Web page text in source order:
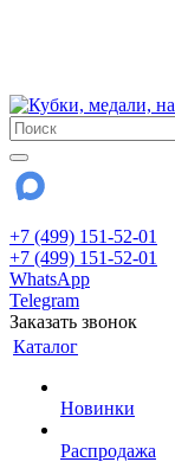
+7 (499) 151-52-01
+7 (499) 151-52-01
WhatsApp
Telegram
Заказать звонок
Каталог
Новинки
Распродажа